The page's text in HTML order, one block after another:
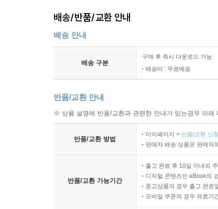
배송/반품/교환 안내
배송 안내
배송 구분
구매 후 즉시 다운로드 가능
배송비 : 무료배송
반품/교환 안내
※ 상품 설명에 반품/교환과 관련한 안내가 있는경우 아
반품/교환 방법
마이페이지 > 반품/교환 신
판매자 배송 상품은 판매자
반품/교환 가능기간
출고 완료 후 10일 이내의
디지털 콘텐츠인 eBook의
중고상품의 경우 출고 완료
모바일 쿠폰의 경우 유효기